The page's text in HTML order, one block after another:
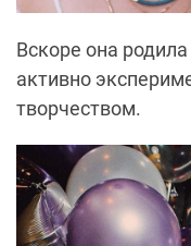
Вскоре она
активно
творчеством.